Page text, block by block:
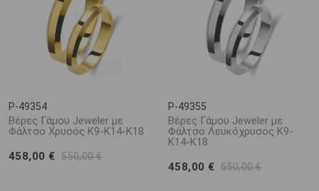
P-49354
Βέρες Γάμου Jeweler με
Φάλτσο Χρυσός Κ9-Κ14-Κ18
458,00 € 550,00 €
P-49355
Βέρες Γάμου Jeweler με
Φάλτσο Λευκόχρυσος Κ9-
Κ14-Κ18
458,00 € 550,00 €